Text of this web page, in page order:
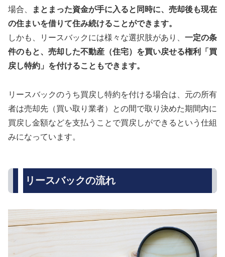
場合、
まとまった資金が手に入ると同時に、売却後も現在
の住まいを借りて住み続けることができます。
しかも、リースバックには様々な選択肢があり、 一定の条
件のもと、売却した不動産（住宅）を買い戻せる権利「買
戻し特約」を付けることもできます。
リースバックのうち買戻し特約を付ける場合は、元の所有
者は売却先（買い取り業者）との間で取り決めた期間内に
買戻し金額などを支払うことで買戻しができるという仕組
みになっています。
リースバックの流れ